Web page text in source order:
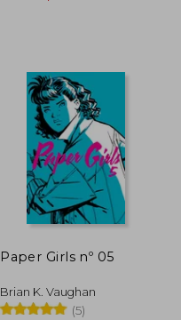
40%
dcto.
Paper Girls nº 05
Brian K. Vaughan
(5)